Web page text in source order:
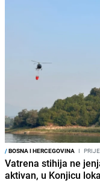
/BOSNA I HERCEGOVINA I
Vatrena stihija ne
aktivan, u Konjicu